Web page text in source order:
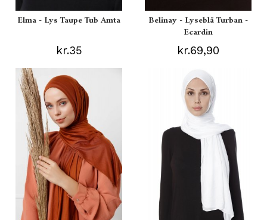
Elma - Lys Taupe Tub Amta
kr.35
Belinay - Lyseblå Turban -
Ecardin
kr.69,90